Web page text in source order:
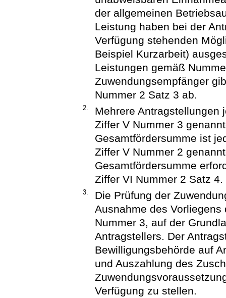
der allgemeinen
Leistung haben bei der
Verfügung stehenden
Beispiel Kurzarbeit)
Leistungen gemäß
Zuwendungsempfänger
Nummer 2 Satz 3 ab.
2.
Mehrere Antragstellungen
Ziffer V Nummer 3
Gesamtfördersumme ist
Ziffer V Nummer 2
Gesamtfördersumme
Ziffer VI Nummer 2 Satz 4.
3.
Die Prüfung der
Ausnahme des
Nummer 3, auf der
Antragstellers. Der
Bewilligungsbehörde auf
und Auszahlung des
Verfügung zu stellen.